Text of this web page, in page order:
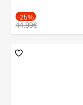
-25%
44.99€